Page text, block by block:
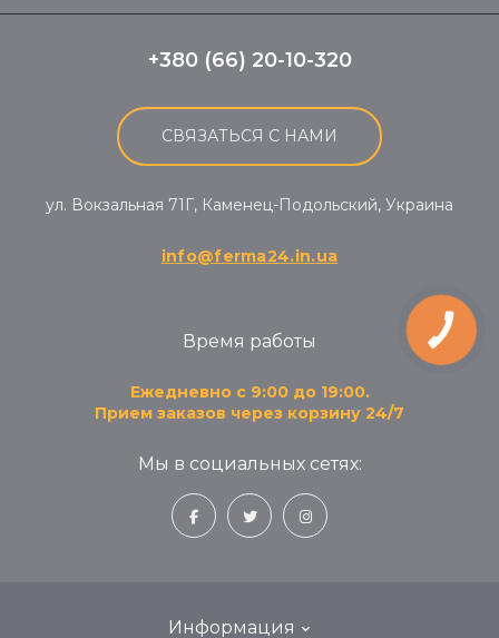
+380 (66) 20-10-320
СВЯЗАТЬСЯ С НАМИ
ул. Вокзальная 71Г, Каменец-Подольский, Украина
info@ferma24.in.ua
Информация
Время работы
Ежедневно с 9:00 до 19:00.
Прием заказов через корзину 24/7
Мы в социальных сетях:
КНОПКА
ЗВ'ЯЗКУ